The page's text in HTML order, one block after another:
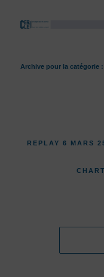
Archive pour la catégorie
REPLAY 6 MARS